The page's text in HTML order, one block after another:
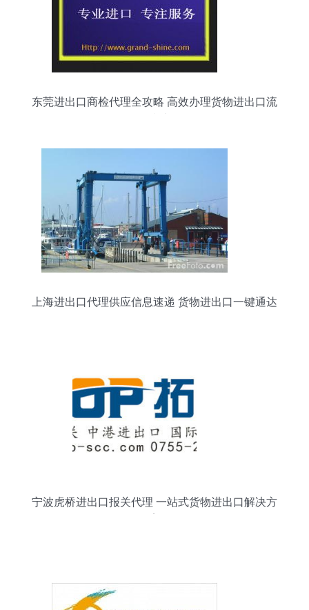
东莞进出口商检代理全攻略 高效办理货物进出口流
上海进出口代理供应信息速递 货物进出口一键通达
宁波虎桥进出口报关代理 一站式货物进出口解决方